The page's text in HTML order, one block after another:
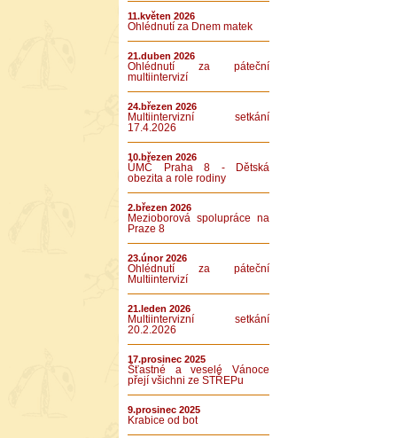
11.květen 2026
Ohlédnutí za Dnem matek
21.duben 2026
Ohlédnutí za páteční
multiintervizí
24.březen 2026
Multiintervizní setkání
17.4.2026
10.březen 2026
ÚMČ Praha 8 - Dětská
obezita a role rodiny
2.březen 2026
Mezioborová spolupráce na
Praze 8
23.únor 2026
Ohlédnutí za páteční
Multiintervizí
21.leden 2026
Multiintervizní setkání
20.2.2026
17.prosinec 2025
Šťastné a veselé Vánoce
přejí všichni ze STŘEPu
9.prosinec 2025
Krabice od bot